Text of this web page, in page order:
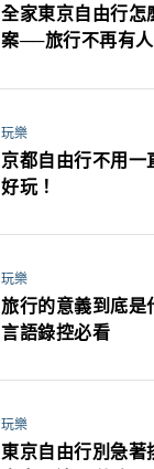
全家東京自由行怎
案──旅行不再有
玩樂
京都自由行不用一
好玩！
玩樂
旅行的意義到底是
言語錄控必看
玩樂
東京自由行別急著